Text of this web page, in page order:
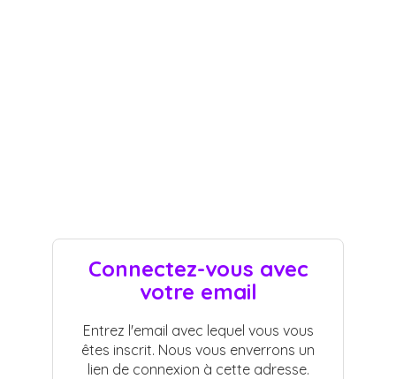
Connectez-vous avec
votre email
Entrez l'email avec lequel vous vous
êtes inscrit. Nous vous enverrons un
lien de connexion à cette adresse.